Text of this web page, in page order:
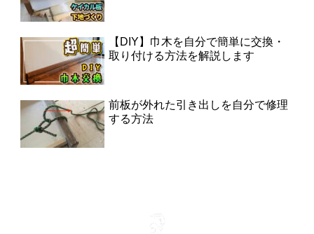
【DIY】巾木を自分で簡単に交換・
取り付ける方法を解説します
前板が外れた引き出しを自分で修理
する方法